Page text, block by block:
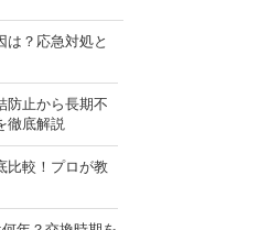
は？応急対処と
防止から長期不
徹底解説
比較！プロが教